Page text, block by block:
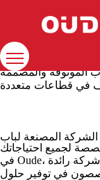
إغلاق الأبواب الممتازة
الموثوقة والمصممة
لجميع احتياجاتك
في Oude، ندرك أن كل مشروع فريد من نوعه. وباعتبارنا شركة رائدة
في توفير حلول
بيت
شركة
الموارد